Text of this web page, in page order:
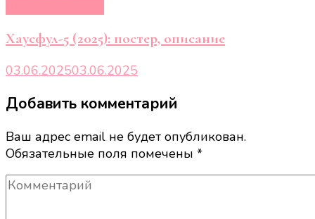
Хаусфул-5 (2025): постер, описание
03.06.202503.06.2025
Добавить комментарий
Ваш адрес email не будет опубликован.
Обязательные поля помечены *
Комментарий